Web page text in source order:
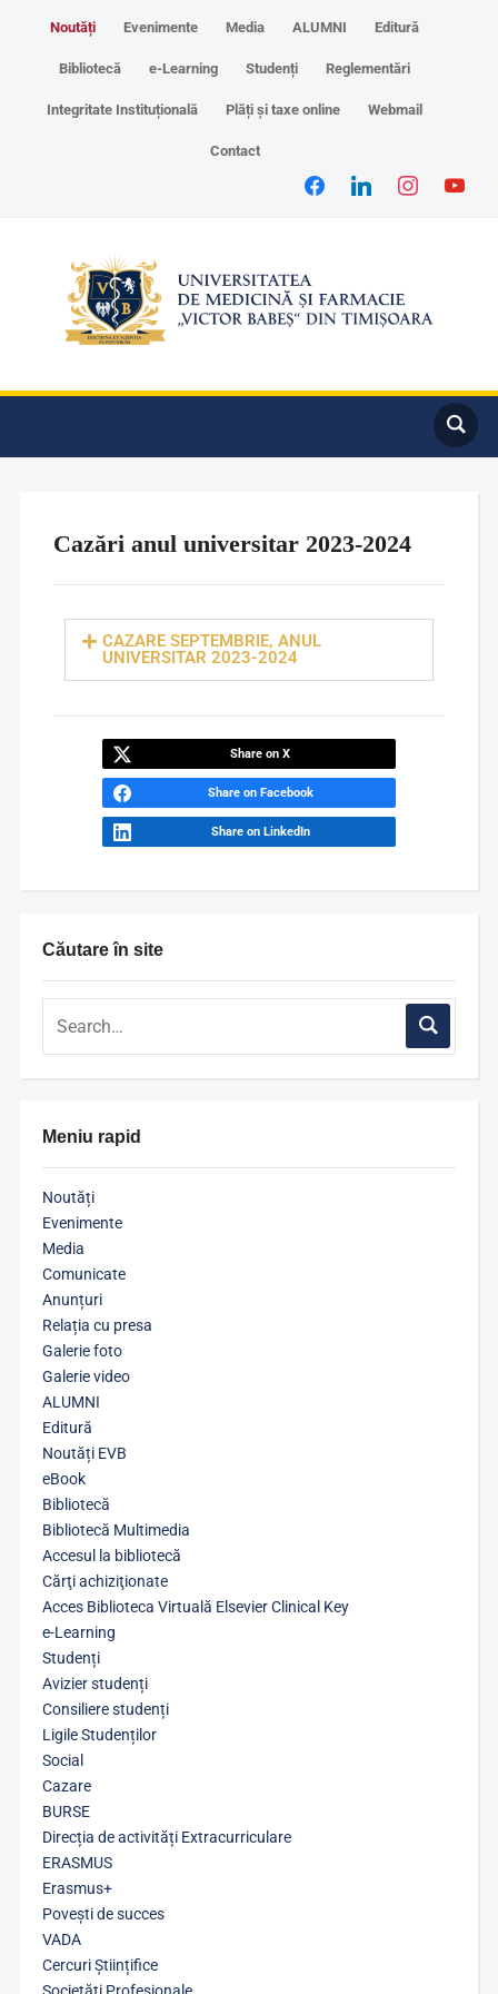
Noutăți Evenimente Media ALUMNI Editură
Bibliotecă e-Learning Studenți Reglementări
Integritate Instituțională Plăți și taxe online Webmail
Contact
Căutare în site
Meniu rapid
Noutăți
Evenimente
Media
Comunicate
Anunțuri
Relația cu presa
Galerie foto
Galerie video
ALUMNI
Editură
Noutăți EVB
eBook
Bibliotecă
Bibliotecă Multimedia
Accesul la bibliotecă
Cărţi achiziţionate
Acces Biblioteca Virtuală Elsevier Clinical Key
e-Learning
Studenți
Avizier studenți
Consiliere studenți
Ligile Studenților
Social
Cazare
BURSE
Direcția de activități Extracurriculare
ERASMUS
Erasmus+
Povești de succes
VADA
Cercuri Științifice
Cazări anul universitar 2023-2024
CAZARE SEPTEMBRIE, ANUL
UNIVERSITAR 2023-2024
Share on X
Share on Facebook
Share on LinkedIn